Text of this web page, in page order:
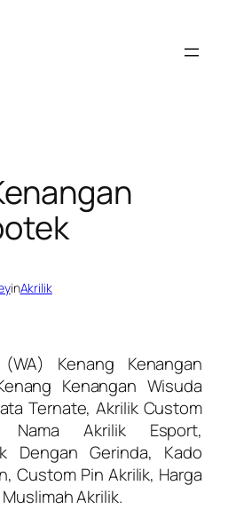
inAkrilik
(WA) Kenang Kenangan
Kenangan Wisuda
Ternate, Akrilik Custom
Nama Akrilik Esport,
Dengan Gerinda, Kado
Custom Pin Akrilik, Harga
Akrilik.